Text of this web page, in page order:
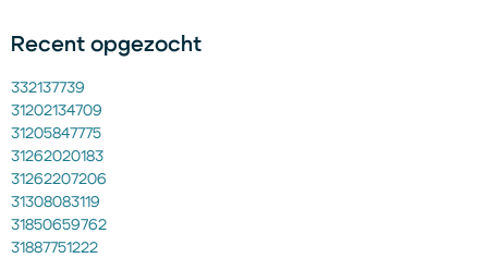
Recent opgezocht
332137739
31202134709
31205847775
31262020183
31262207206
31308083119
31850659762
31887751222